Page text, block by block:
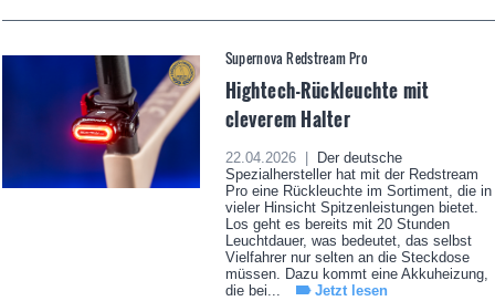
Supernova Redstream Pro
Hightech-Rückleuchte mit
cleverem Halter
22.04.2026 |
Der deutsche
Spezialhersteller hat mit der Redstream
Pro eine Rückleuchte im Sortiment, die in
vieler Hinsicht Spitzenleistungen bietet.
Los geht es bereits mit 20 Stunden
Leuchtdauer, was bedeutet, das selbst
Vielfahrer nur selten an die Steckdose
müssen. Dazu kommt eine Akkuheizung,
die bei...
Jetzt lesen